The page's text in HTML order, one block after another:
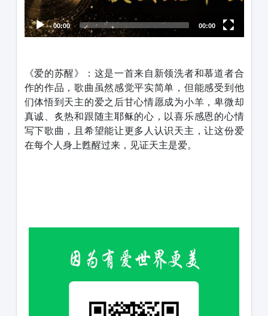
00:00 00:00
《爱的苏醒》：这是一首来自新领洗者和慕道者合
作的作品，歌曲虽然感觉平实简单，但能感受到他
们体悟到天主的爱之后甘心情愿成为小羊，卑微却
真诚、炙热和跟随主耶稣的心，以喜乐感恩的心情
写下歌曲，且希望能让更多人认识天主，让这份爱
在每个人身上甦醒过来，见证天主是爱。